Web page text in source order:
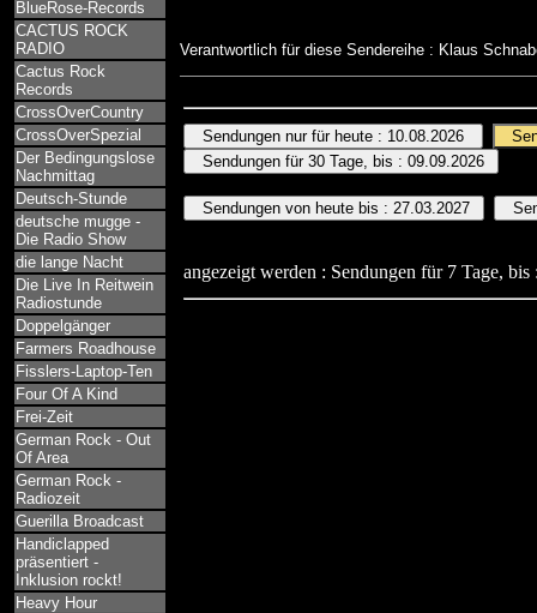
BlueRose-Records
CACTUS ROCK
RADIO
Cactus Rock
Records
CrossOverCountry
CrossOverSpezial
Der Bedingungslose
Nachmittag
Deutsch-Stunde
deutsche mugge -
Die Radio Show
die lange Nacht
Die Live In Reitwein
Radiostunde
Doppelgänger
Farmers Roadhouse
Fisslers-Laptop-Ten
Four Of A Kind
Frei-Zeit
German Rock - Out
Of Area
German Rock -
Radiozeit
Guerilla Broadcast
Handiclapped
präsentiert -
Inklusion rockt!
Heavy Hour
Verantwortlich für diese Sendereihe : Klaus
angezeigt werden : Sendungen für 7 Tage, bis